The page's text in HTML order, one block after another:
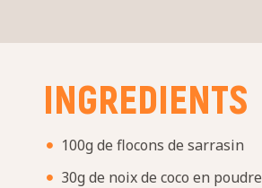
INGREDIENTS
100g de flocons de sarrasin
30g de noix de coco en poudre